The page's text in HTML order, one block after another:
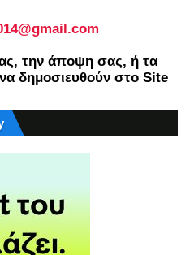
την άποψη σας, ή τα
δημοσιευθούν στο Site